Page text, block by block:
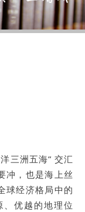
三洲五海” 交汇
冲，也是海上丝
球经济格局中的
优越的地理位